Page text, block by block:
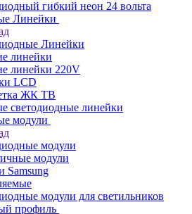
гибкий неон 24 вольта
Линейки
Линейки
линейки
линейки 220V
LCD
ЖК ТВ
светодиодные линейки
модули
модули
модули
Samsung
модули для светильников
профиль